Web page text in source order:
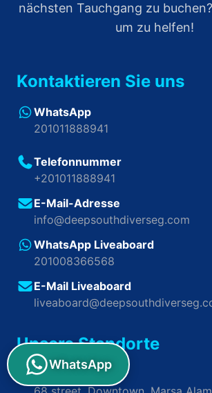
nächsten Tauchgang zu
um zu helfen!
Kontaktieren Sie uns
WhatsApp
201011888941
Telefonnummer
+201011888941
E-Mail-Adresse
info@deepsouthdiverseg.com
WhatsApp Liveaboard
201008366568
E-Mail Liveaboard
Unsere Standorte
Hauptsitz
WhatsApp